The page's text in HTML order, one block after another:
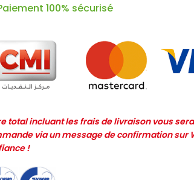
100% sécurisé
total incluant les frais de livraison vous
via un message de confirmation sur
!